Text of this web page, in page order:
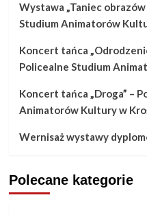
Wystawa „Taniec
Studium Animatorów
Koncert tańca
Policealne Studium
Koncert tańca „Droga” –
Animatorów Kultury w
Wernisaż wystawy
Polecane kategorie